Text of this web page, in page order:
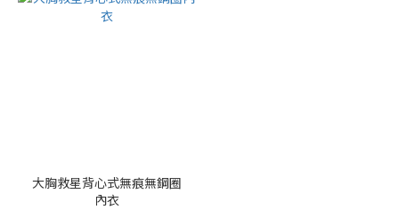
大胸救星背心式無痕無鋼圈
內衣